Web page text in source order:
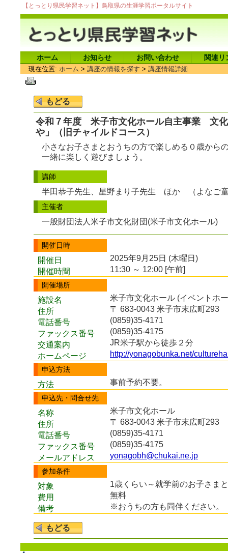
【とっとり県民学習ネット】鳥取県の生涯学習ポータルサイト
ホーム お知らせ お問い合わせ 関連リ
現在位置: ホーム > 講座の情報を探す > 講座情報詳細
令和７年度 米子市文化ホール自主事業 文化
や」（旧チャイルドコース）
小さなお子さまとおうちの方で楽しめる０歳から
一緒に楽しく遊びましょう。
講師
半田恭子先生、星野まり子先生 ほか （よなご
主催者
一般財団法人米子市文化財団(米子市文化ホール)
開催日時
開催日
2025年9月25日 (木曜日)
開催時間
11:30 ～ 12:00 [午前]
開催場所
施設名
米子市文化ホール (イベントホ
住所
〒 683-0043 米子市末広町293
電話番号
(0859)35-4171
ファックス番号
(0859)35-4175
交通案内
JR米子駅から徒歩２分
ホームページ
http://yonagobunka.net/
申込方法
方法 事前予約不要。
申込先・問合せ先
名称
米子市文化ホール
住所
〒 683-0043 米子市末広町293
電話番号
(0859)35-4171
ファックス番号
(0859)35-4175
メールアドレス
yonagobh@chukai.ne.jp
参加条件
対象
1歳くらい～就学前のお子さま
費用
無料
備考
※おうちの方も同伴ください。